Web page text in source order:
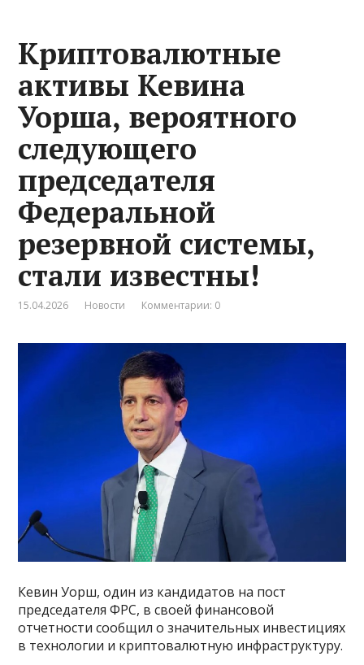
Криптовалютные
активы Кевина
Уорша, вероятного
следующего
председателя
Федеральной
резервной системы,
стали известны!
15.04.2026 Новости Комментарии: 0
Кевин Уорш, один из кандидатов на пост
председателя ФРС, в своей финансовой
отчетности сообщил о значительных инвестициях
в технологии и криптовалютную инфраструктуру.